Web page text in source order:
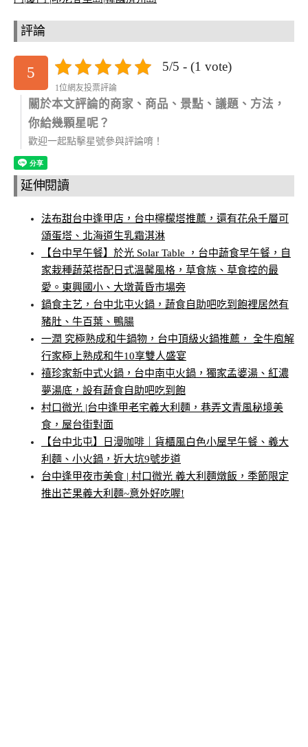
評論
5 5/5 - (1 vote)
1位網友投票評論
關於本文評論的商家、商品、景點、議題、方法，
你給幾顆星呢？
歡迎一起點擊星號參與評論唷！
延伸閱讀
法布甜台中逢甲店，台中檸檬塔推薦，還有花朵千層可
頌蛋塔、北海道生乳霜淇淋
【台中早午餐】於光 Solar Table ，台中蔬食早午餐，自
家栽種蔬菜搭配日式溫馨風格，草食族、草食控的最
愛。東興國小、大墩黃昏市場旁
鍋食主艺，台中北屯火鍋，蔬食自助吧吃到飽裡居然有
豬肚、牛百葉、鴨腸
一潤 究極熟成和牛鍋物，台中頂級火鍋推薦， 全牛庖解
行家極上熟成和牛10享雙人盛宴
禧珍家新中式火鍋，台中南屯火鍋，獨家孟婆湯、紅濃
夢湯底，設有蔬食自助吧吃到飽
村口微光 |台中逢甲老宅義大利麵，巷弄文青風秘境美
食，屋台街對面
【台中北屯】日漫咖啡｜貨櫃風白色小屋早午餐、義大
利麵、小火鍋，近大坑9號步道
台中逢甲夜市美食 | 村口微光 義大利麵燉飯，季節限定
推出芒果義大利麵~意外好吃喔!